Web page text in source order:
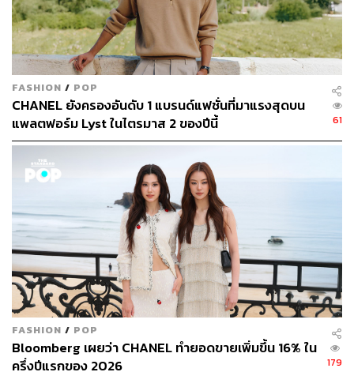
We Say:เนื่องจากกระแสของคุชชันในตลาดเอเชียไม่มีทีท่า
ว่าจะชะลอความนิยมลงเลย ตรงกันข้าม คุชชันกลับกลาย
เป็นไอเท็มที่ผู้หญิงใช้แต่งหน้ามากกว่ารองพื้นแบบเดิมๆ เสีย
อีก เห็นได้จากแบรนด์ดังๆ อย่าง YSL, Dior, Sephora,
Chanel, Nars, Urban Decay, Lancôme, Clinique, Make Up
For Ever, Bobbi Brown, M.A.C ที่หันมาผลิตคุชชันเพื่อจะแย่ง
ชิงส่วนแบ่งการตลาดกับเขาบ้าง ดังนั้นการที่แบรนด์ฝั่งยุโรป
มองเห็นทิศทางที่ดีของคุชชัน อาจเป็นเพราะมองเห็นจุดอ่อน
ว่าคุชชันจากตลาด K-Beauty ที่เริ่มแผ่เข้ามาในตลาด เช่น
ในอเมริกาที่คุชชันยังไม่ตอบโจทย์ผู้บริโภคที่มีผิวสีเข้มมาก
พอ คุชชันของแบรนด์เกาหลีส่วนใหญ่ยังมีเฉดสีที่ไม่
ครอบคลุมเพียงพอ เพราะคุชชันในยุคแรกๆ มีเพียง 1-2 เฉดสี
ให้เลือกเท่านั้น ทั้งที่มีตัวเลขผลสำรวจเรื่องกำลังซื้อเครื่อง
สำอางของสาวผิวสีว่าเป็นกลุ่มผู้บริโภคที่มีกำลังซื้อสูงมาก
ขึ้นในทุกๆ ปี
ผู้หญิงผิวดำจ่ายเงิน 7.5 พันล้านเหรียญสหรัฐไปกับผลิตภัณฑ์
ความงาม ซึ่งมากกว่ายอดขายเครื่องดื่มอื่นๆ ถึง 80% เช่น
FASHION / POP
CHANEL ยังครองอันดับ 1 แบรนด์แฟชั่นที่มาแรงสุดบน
แพลตฟอร์ม Lyst ในไตรมาส 2 ของปีนี้
61
FASHION / POP
Bloomberg เผยว่า CHANEL ทำยอดขายเพิ่มขึ้น 16% ใน
ครึ่งปีแรกของ 2026
179